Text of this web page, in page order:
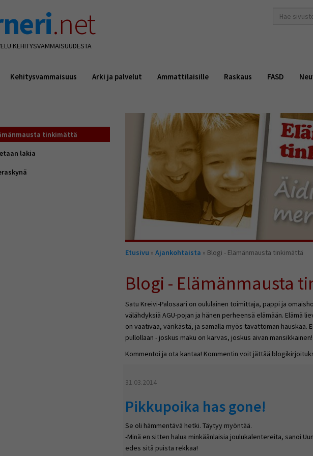
.net
KEHITYSVAMMAISUUDESTA
hakusana(t)
Kehitysvammaisuus Arki ja palvelut Ammattilaisille Raskaus FASD
tinkimättä
lakia
Olet
Etusivu » Ajankohtaista » Blogi - Elämänmausta tinkimättä
Blogi - Elämänmausta
Satu Kreivi-Palosaari on oululainen toimittaja, pappi ja
välähdyksiä AGU-pojan ja hänen perheensä elämään. Elämä
on vaativaa, värikästä, ja samalla myös tavattoman hauskaa.
pullollaan - joskus maku on karvas, joskus aivan mansikkainen!
Kommentoi ja ota kantaa! Kommentin voit jättää
31.03.2014
Pikkupoika has gone!
Se oli hämmentävä hetki. Täytyy myöntää.
-Minä en sitten halua minkäänlaisia joulukalentereita, sanoi
edes sitä puista rekkaa!